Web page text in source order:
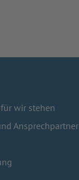
wir stehen
Ansprechpartner